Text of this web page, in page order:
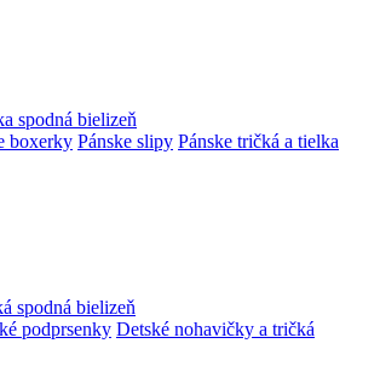
spodná bielizeň
boxerky Pánske slipy Pánske tričká a tielka
spodná bielizeň
podprsenky Detské nohavičky a tričká